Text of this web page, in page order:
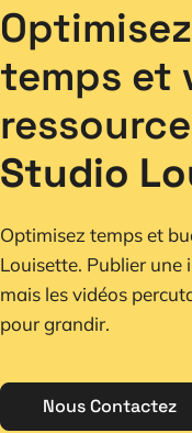
temps et
Studio
Optimisez temps et
Louisette. Publier une
mais les vidéos
pour grandir.
Nous Contactez